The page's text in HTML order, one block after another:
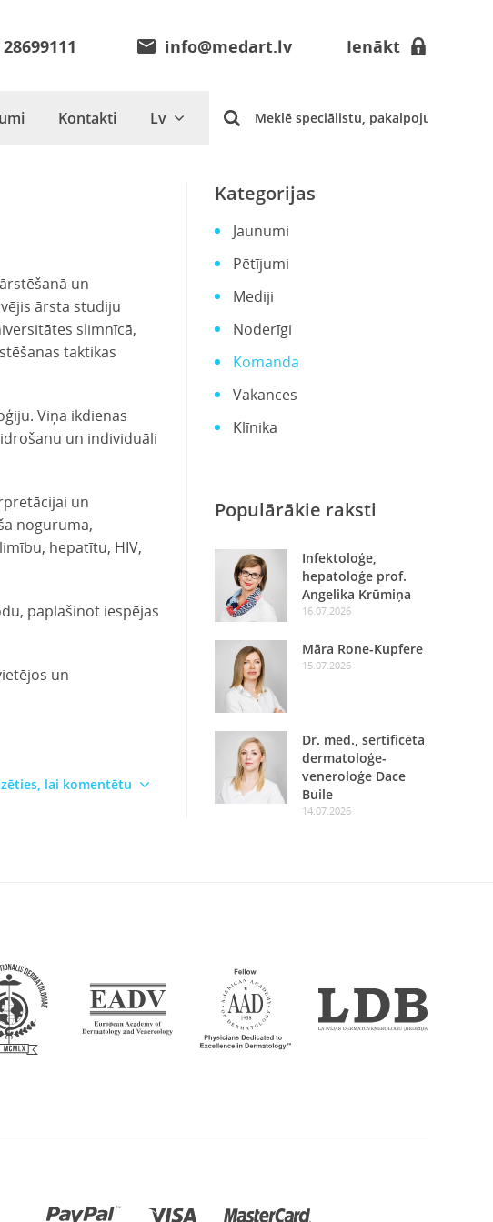
info@medart.lv Ienākt
Kontakti Lv
un
ārsta studiju
slimnīcā,
taktikas
Viņa ikdienas
un individuāli
un
noguruma,
hepatītu, HIV,
paplašinot iespējas
un
lai komentētu
Kategorijas
Jaunumi
Pētījumi
Mediji
Noderīgi
Komanda
Vakances
Klīnika
Populārākie raksti
Infektoloģe,
hepatoloģe prof.
Angelika Krūmiņa
16.07.2026
Māra Rone-Kupfere
15.07.2026
Dr. med., sertificēta
dermatoloģe-
veneroloģe Dace
Buile
14.07.2026